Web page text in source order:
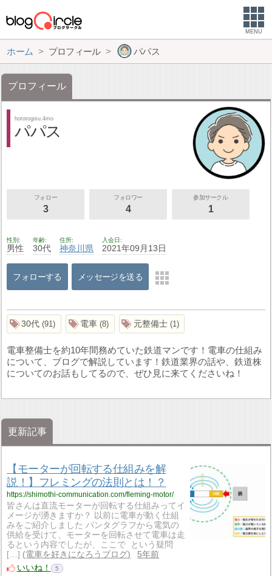
MENU
ホーム プロフィール パパス
プロフィール
hototogisu.4mo
パパス
フォロー
3
フォロワー
4
参加サークル
1
性別
男性
年齢
30代
住所
神奈川県
入会日
2021年09月13日
フォローする メッセージを送る
30代 91 電車 8 元整備士 1
電車整備士を約10年間務めていた鉄道マンです！電車の仕組み
について、ブログで解説しています！鉄道業界の話や、鉄道株
についてのお話もしてるので、ぜひ見に来てくださいね！
更新記事
【モーターが回転する仕組みを解
説！】フレミングの法則とは！？
https://shimothi-communication.com/fleming-motor/
皆さんは直流モーターが回転する仕組みってイ
メージが湧きますか？ 以前に電車が動く仕組
みをご紹介しました パンタグラフから電気の
供給を受けて、モーターを回転させて電車は走
るという内容でしたが、ここで という疑問
[…]
電車を好きになろうブログ
5年前
いいね！
5